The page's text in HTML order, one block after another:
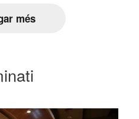
més